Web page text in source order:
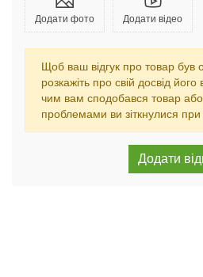
Додати фото Додати відео
Щоб ваш відгук про товар був
розкажіть про свій досвід
чим вам сподобався товар
проблемами ви зіткнулися при